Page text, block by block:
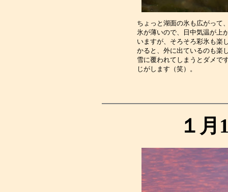
ちょっと湖面の氷も広がって
氷が薄いので、日中気温が上
いますが、そろそろ彩氷も楽
かると、外に出ているのも楽
雪に覆われてしまうとダメで
じがし
１月